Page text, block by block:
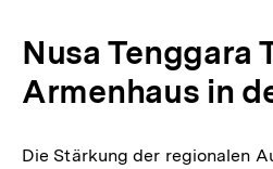
Nusa Tenggara
Armenhaus in
Die Stärkung der regionalen